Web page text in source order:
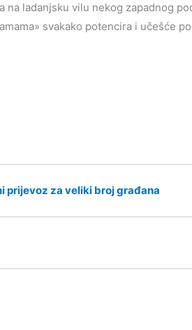
ladanjsku vilu nekog zapadnog
svakako potencira i učešće
prijevoz za veliki broj građana